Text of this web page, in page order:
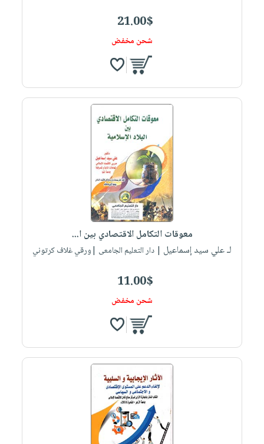
21.00$
شحن مخفض
معوقات التكامل الاقتصادي بين ا...
لـ علي سيد إسماعيل | دار التعليم الجامعى |ورقي غلاف كرتوني
11.00$
شحن مخفض